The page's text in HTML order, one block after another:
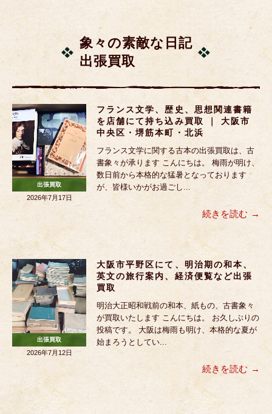
象々の素敵な日記
出張買取
フランス文学、歴史、思想関連書籍
を店舗にて持ち込み買取 ｜ 大阪市
中央区・堺筋本町・北浜
フランス文学に関する古本の出張買取は、古
書象々が承ります こんにちは。 梅雨が明け、
数日前から本格的な猛暑となっております
が、皆様いかがお過ごし...
続きを読む
出張買取
2026年7月17日
大阪市平野区にて、明治期の和本、
英文の旅行案内、経済便覧など出張
買取
明治大正昭和戦前の和本、紙もの、古書象々
が買取いたします こんにちは。 お久しぶりの
投稿です。 大阪は梅雨も明け、本格的な夏が
始まろうとしてい...
続きを読む
出張買取
2026年7月12日